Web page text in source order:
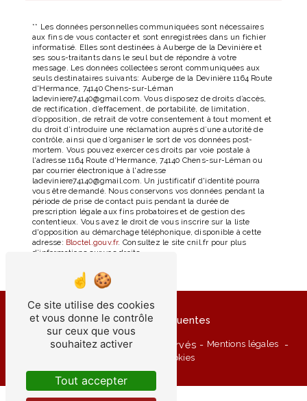
** Les données personnelles communiquées sont nécessaires
aux fins de vous contacter et sont enregistrées dans un fichier
informatisé. Elles sont destinées à Auberge de la Devinière et
ses sous-traitants dans le seul but de répondre à votre
message. Les données collectées seront communiquées aux
seuls destinataires suivants: Auberge de la Devinière 1164 Route
d'Hermance, 74140 Chens-sur-Léman
ladeviniere74140@gmail.com. Vous disposez de droits d’accès,
de rectification, d’effacement, de portabilité, de limitation,
d’opposition, de retrait de votre consentement à tout moment et
du droit d’introduire une réclamation auprès d’une autorité de
contrôle, ainsi que d’organiser le sort de vos données post-
mortem. Vous pouvez exercer ces droits par voie postale à
l'adresse 1164 Route d'Hermance, 74140 Chens-sur-Léman ou
par courrier électronique à l'adresse
ladeviniere74140@gmail.com. Un justificatif d'identité pourra
vous être demandé. Nous conservons vos données pendant la
période de prise de contact puis pendant la durée de
prescription légale aux fins probatoires et de gestion des
contentieux. Vous avez le droit de vous inscrire sur la liste
d'opposition au démarchage téléphonique, disponible à cette
adresse:
Bloctel.gouv.fr. Consultez le site cnil.fr pour plus
d’informations sur vos droits.
Recherches fréquentes
Vistalid- 2026 - Tous droits réservés - Mentions légales -
Gestion des cookies
Ce site utilise des cookies
et vous donne le contrôle
sur ceux que vous
souhaitez activer
Tout accepter